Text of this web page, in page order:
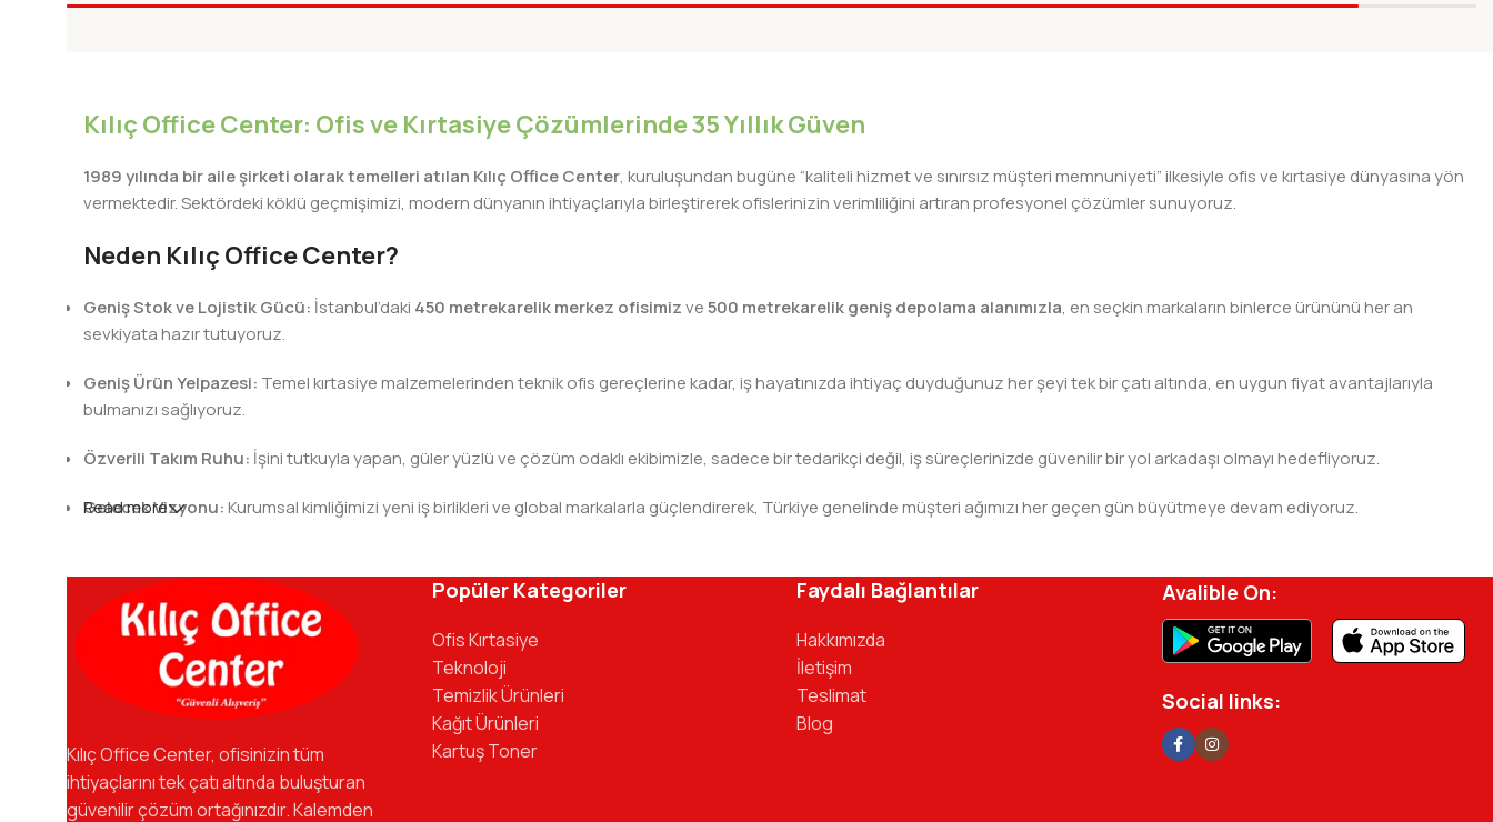
DEFITERI KARTON KAPAK
Kılıç Office Center: Ofis ve Kırtasiye Çözümlerinde 35 Yıllık Güven
1989 yılında bir aile şirketi olarak temelleri atılan Kılıç Office Center, kuruluşundan bugüne “kaliteli hizmet ve sınırsız müşteri memnuniyeti” ilkesiyle ofis ve kırtasiye dünyasına yön
vermektedir. Sektördeki köklü geçmişimizi, modern dünyanın ihtiyaçlarıyla birleştirerek ofislerinizin verimliliğini artıran profesyonel çözümler sunuyoruz.
Neden Kılıç Office Center?
Geniş Stok ve Lojistik Gücü: İstanbul’daki 450 metrekarelik merkez ofisimizve500 metrekarelik geniş depolama alanımızla, en seçkin markaların binlerce ürününü her an
sevkiyata hazır tutuyoruz.
Geniş Ürün Yelpazesi: Temel kırtasiye malzemelerinden teknik ofis gereçlerine kadar, iş hayatınızda ihtiyaç duyduğunuz her şeyi tek bir çatı altında, en uygun fiyat avantajlarıyla
bulmanızı sağlıyoruz.
Özverili Takım Ruhu: İşini tutkuyla yapan, güler yüzlü ve çözüm odaklı ekibimizle, sadece bir tedarikçi değil, iş süreçlerinizde güvenilir bir yol arkadaşı olmayı hedefliyoruz.
Gelecek Vizyonu:Kurumsal kimliğimizi yeni iş birlikleri ve global markalarla güçlendirerek, Türkiye genelinde müşteri ağımızı her geçen gün büyütmeye devam ediyoruz.
kadromuzla hizmetinizdeyiz.
Read more
Kılıç Office Center, ofisinizin tüm
ihtiyaçlarını tek çatı altında buluşturan
güvenilir çözüm ortağınızdır. Kalemden
Popüler Kategoriler
Ofis Kırtasiye
Teknoloji
Temizlik Ürünleri
Kağıt Ürünleri
Kartuş Toner
Faydalı Bağlantılar
Hakkımızda
İletişim
Teslimat
Blog
Avalible On:
Social links: